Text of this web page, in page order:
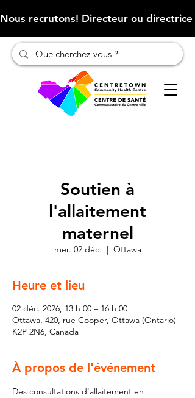
Nous recrutons! Directeur ou
Soutien à
l'allaitement
maternel
mer. 02 déc.
  |
Ottawa
Heure et lieu
02 déc. 2026, 13 h 00 – 16 h 00
Ottawa, 420, rue Cooper, Ottawa (Ontario)
K2P 2N6, Canada
À propos de l'événement
Des consultations d'allaitement en